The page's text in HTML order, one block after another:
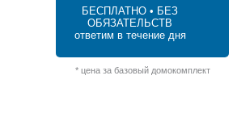
БЕСПЛАТНО • БЕЗ
ОБЯЗАТЕЛЬСТВ
ответим в течение дня
* цена за базовый домокомплект